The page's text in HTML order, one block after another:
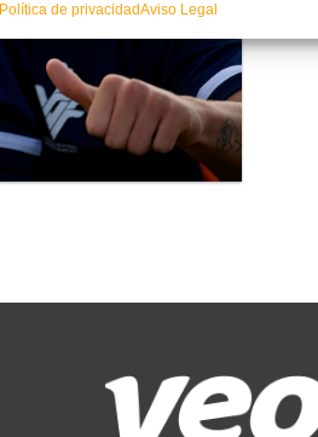
Política de privacidadAviso Legal